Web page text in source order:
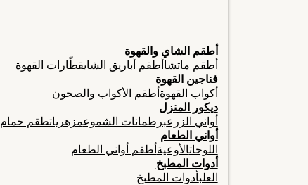
أطقم الشاي والقهوة
أطقم ماتشاأطقم أباريق الشايقطّارات القهوة
فناجين القهوة
أكواب القهوةأطقم الأكواب والصحون
ديكور المنزل
أواني الزرعبرطمانات الشموعمزهرياتطقم حمام
أواني الطعام
اللوحاتالأوعيةأطقم أواني الطعام
أدوات المطبخ
العلبأدوات المطبخ